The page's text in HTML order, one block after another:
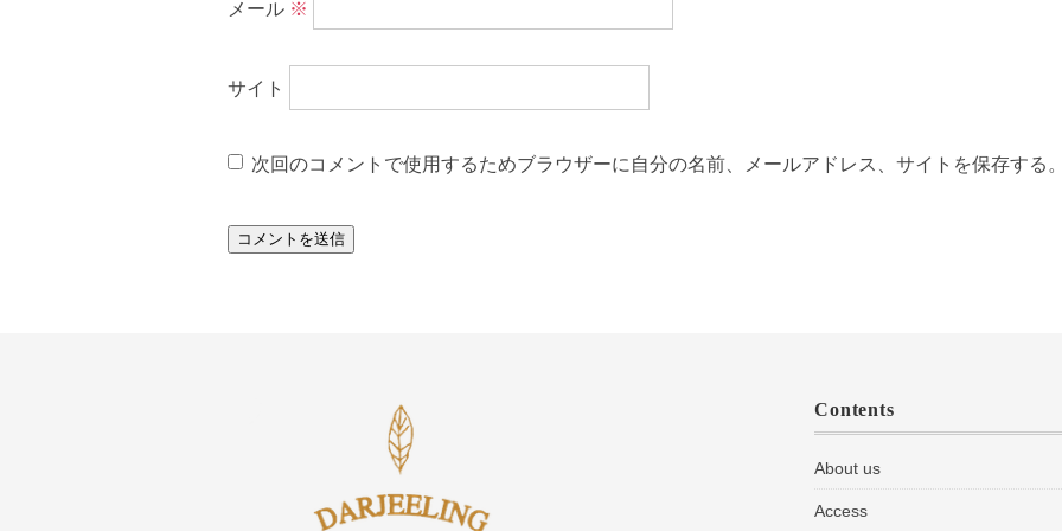
メール ※
サイト
次回のコメントで使用するためブラウザーに自分の名前、メールアドレス、サイトを保存する
Contents
About us
Access